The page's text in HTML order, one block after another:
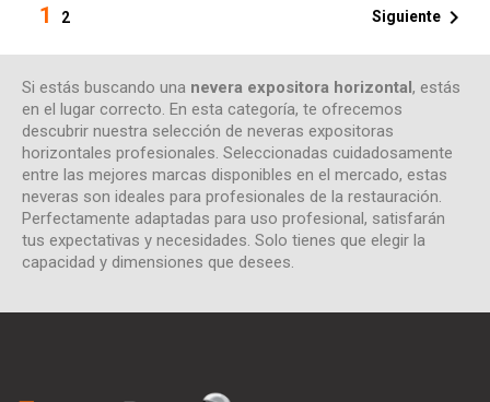
1 2 Siguiente 
Si estás buscando una nevera expositora horizontal, estás
en el lugar correcto. En esta categoría, te ofrecemos
descubrir nuestra selección de neveras expositoras
horizontales profesionales. Seleccionadas cuidadosamente
entre las mejores marcas disponibles en el mercado, estas
neveras son ideales para profesionales de la restauración.
Perfectamente adaptadas para uso profesional, satisfarán
tus expectativas y necesidades. Solo tienes que elegir la
capacidad y dimensiones que desees.